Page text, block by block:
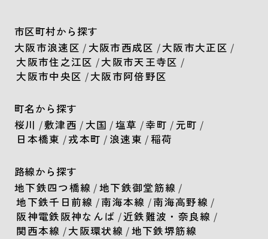
市区町村から探す
大阪市浪速区 / 大阪市西成区 /大阪市大正区 /
大阪市住之江区 /大阪市天王寺区 /
大阪市中央区 /大阪市阿倍野区
町名から探す
桜川 /敷津西 / 大国 /塩草 /幸町 / 元町 /
日本橋東 /戎本町 / 浪速東 /稲荷
路線から探す
地下鉄四つ橋線 /地下鉄御堂筋線 /
地下鉄千日前線 /南海本線 /南海高野線 /
阪神電鉄阪神なんば /近鉄難波・奈良線 /
関西本線 /大阪環状線 /地下鉄堺筋線